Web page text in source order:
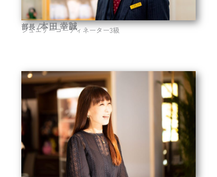
部長 /本田 幸誠
ジュエリーコーディネーター3級